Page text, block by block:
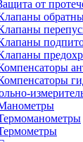
от